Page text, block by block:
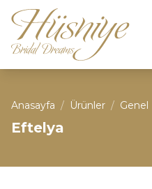
Anasayfa / Ürünler / Genel
Eftelya